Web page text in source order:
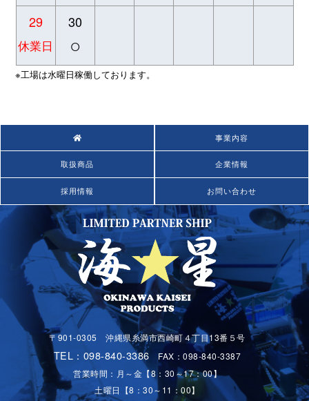
29
休業日
30
○
※工場は水曜日稼働しております。
事業内容
取扱商品 企業情報
採用情報 お問い合わせ
〒901-0305 沖縄県糸満市西崎町４丁目13番５号
TEL：098-840-3386 FAX：098-840-3387
営業時間：月～金【8：30～17：00】
土曜日【8：30～11：00】